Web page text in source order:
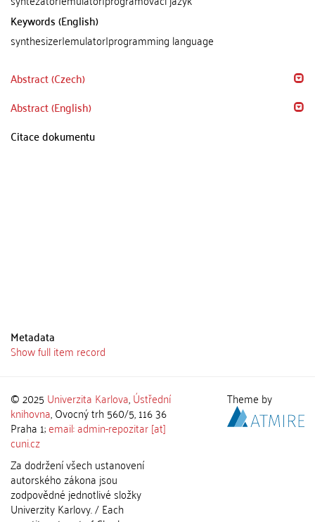
Keywords (English)
synthesizer|emulator|programming language
Abstract (Czech)
Abstract (English)
Citace dokumentu
Metadata
Show full item record
© 2025 Univerzita Karlova,Ústřední
knihovna, Ovocný trh 560/5, 116 36
Praha 1;email: admin-repozitar [at]
cuni.cz
Za dodržení všech ustanovení
autorského zákona jsou
zodpovědné jednotlivé složky
Univerzity Karlovy. / Each
Theme by